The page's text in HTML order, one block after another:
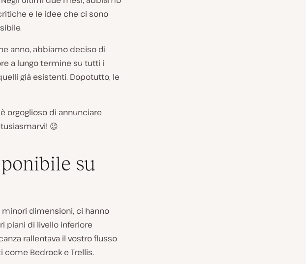
e le idee che ci sono
anno, abbiamo deciso di
a lungo termine su tutti i
già esistenti. Dopotutto, le
orgoglioso di annunciare
😉
su
dimensioni, ci hanno
piani di livello inferiore
rallentava il vostro flusso
come Bedrock e Trellis.